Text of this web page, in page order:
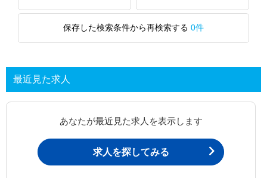
保存した検索条件から再検索する 0件
最近見た求人
あなたが最近見た求人を表示します
求人を探してみる